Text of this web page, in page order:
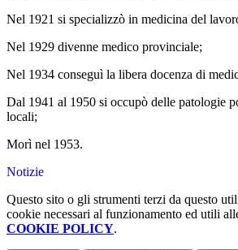
Nel 1921 si specializzò in medicina del
Nel 1929 divenne medico provinciale;
Nel 1934 conseguì la libera docenza di
Dal 1941 al 1950 si occupò delle patologie
locali;
Morì nel 1953.
Notizie
Questo sito o gli strumenti terzi da questo
cookie necessari al funzionamento ed utili
COOKIE POLICY.